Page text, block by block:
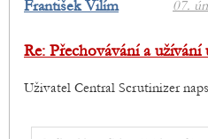
07.
František Vilím
Re: Přechovávání a
Uživatel Central Scrutinizer